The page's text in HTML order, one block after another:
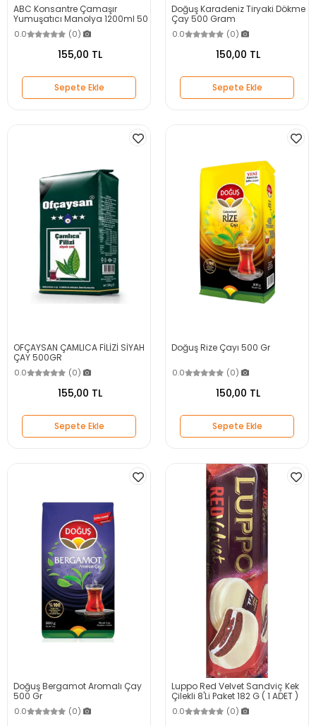
ABC Konsantre Çamaşır
Yumuşatıcı Manolya 1200ml 50
Yıkama
0.0 (0)
155,00 TL
Sepete Ekle
Doğuş Karadeniz Tiryaki Dökme
Çay 500 Gram
0.0 (0)
150,00 TL
Sepete Ekle
OFÇAYSAN ÇAMLICA FİLİZİ SİYAH
ÇAY 500GR
0.0 (0)
155,00 TL
Sepete Ekle
Doğuş Rize Çayı 500 Gr
0.0 (0)
150,00 TL
Sepete Ekle
Doğuş Bergamot Aromalı Çay
500 Gr
0.0 (0)
Luppo Red Velvet Sandviç Kek
Çilekli 8'Li Paket 182 G ( 1 ADET )
0.0 (0)